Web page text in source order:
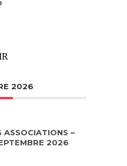
2026
ASSOCIATIONS –
2026